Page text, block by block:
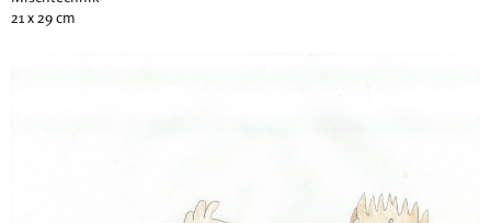
21 x 29 cm